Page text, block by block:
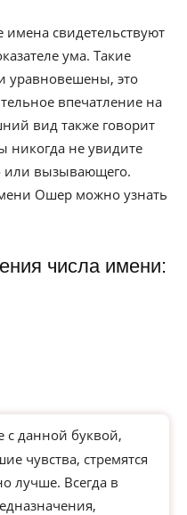
свидетельствуют
ума. Такие
уравновешены, это
впечатление на
вид также говорит
никогда не увидите
или вызывающего.
Ошер можно узнать
числа имени:
с данной буквой,
чувства, стремятся
лучше. Всегда в